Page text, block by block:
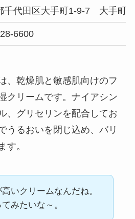
？取扱店はスーパーや百貨
どこに売ってる？100均（ダ
ドンキで買える！
千代田区大手町1-9-7 大手町
6600
、乾燥肌と敏感肌向けのフ
クリームです。ナイアシン
、グリセリンを配合してお
うるおいを閉じ込め、バリ
す。
いクリームなんだね。
みたいな～。